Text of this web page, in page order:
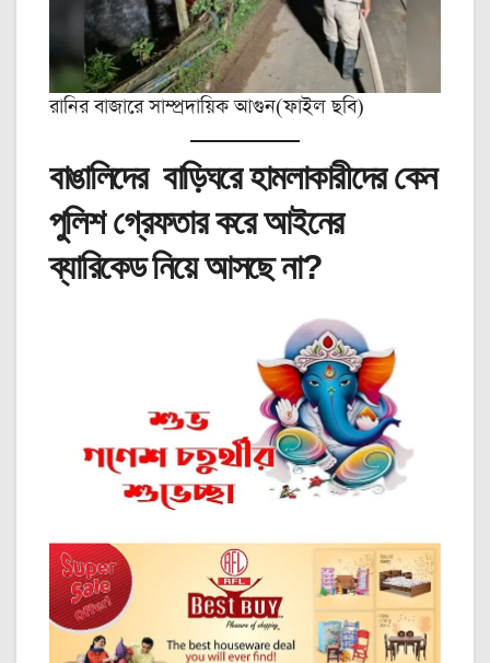
রানির বাজারে সাম্প্রদায়িক আগুন(ফাইল ছবি)
বাঙালিদের বাড়িঘরে হামলাকারীদের কেন
পুলিশ গ্রেফতার করে আইনের
ব্যারিকেড নিয়ে আসছে না?